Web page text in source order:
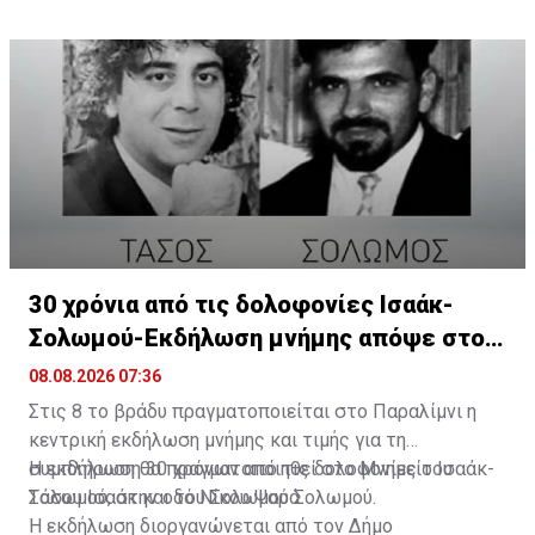
στην περιοχή και διά θαλάσσης.
30 χρόνια από τις δολοφονίες Ισαάκ-
Σολωμού-Εκδήλωση μνήμης απόψε στο
Παραλίμνι
08.08.2026 07:36
Στις 8 το βράδυ πραγματοποιείται στο Παραλίμνι η
κεντρική εκδήλωση μνήμης και τιμής για τη
συμπλήρωση 30 χρόνων από τις δολοφονίες του
Τάσου Ισαάκ και του Σολωμού Σολωμού.
Η εκδήλωση θα πραγματοποιηθεί στο Μνημείο Ισαάκ-
Σολωμού, στην οδό Νίκου Ψαρά.
Η εκδήλωση διοργανώνεται από τον Δήμο